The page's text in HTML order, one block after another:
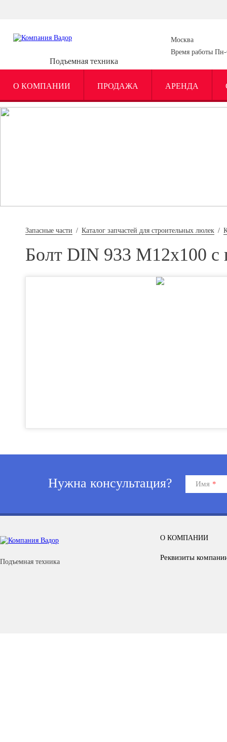
Подъемная техника
Москва
Время работы
О КОМПАНИИ ПРОДАЖА АРЕНДА
Запасные части / Каталог запчастей для строительных люлек /
Болт DIN 933 M12x100 с
Нужна консультация? Имя *
Подъемная техника
О КОМПАНИИ
Реквизиты